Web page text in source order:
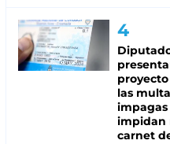
las
impagas
impidan
carnet